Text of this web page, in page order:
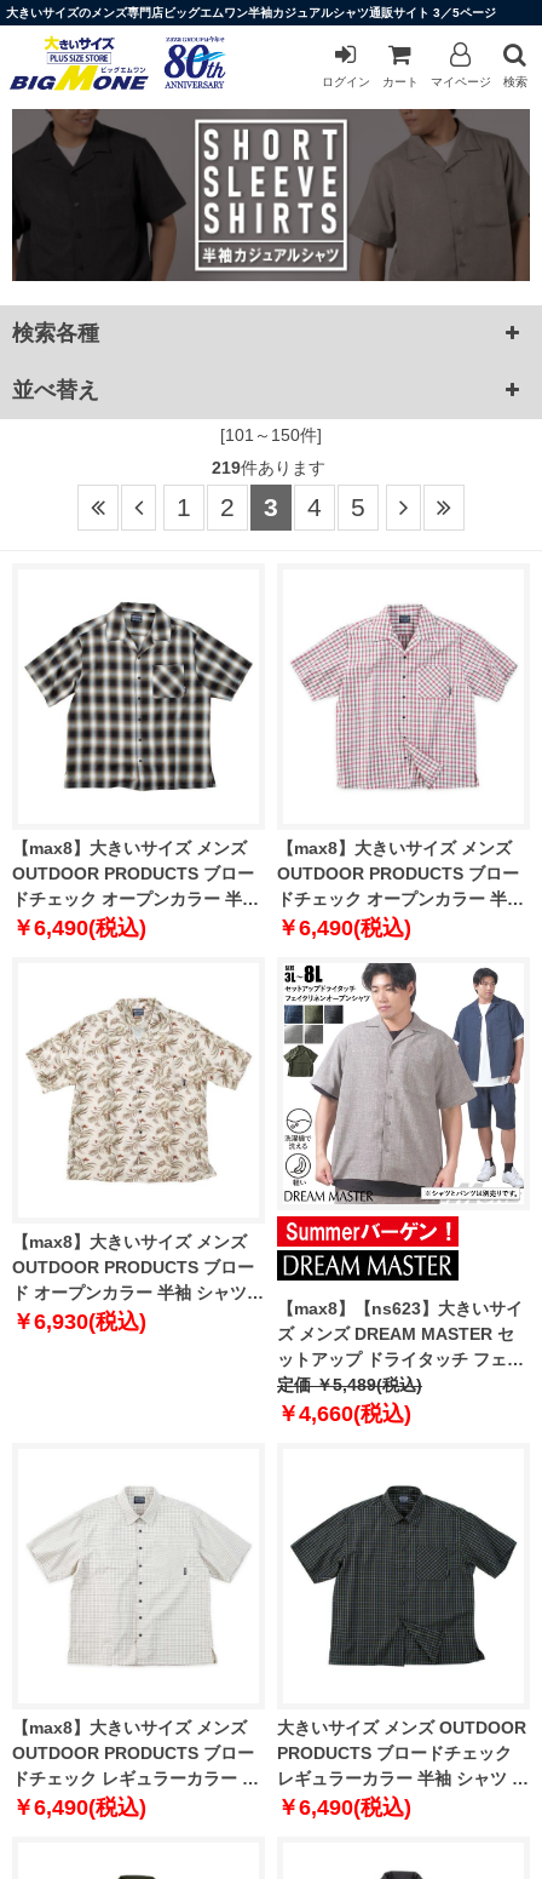
大きいサイズのメンズ専門店ビッグエムワン半袖カジュアルシャツ通販サイト 3／5ページ
ログイン カート マイページ 検索
検索各種
並べ替え
[101～150件]
219件あります
1 2 3 4 5
【max8】大きいサイズ メンズ
OUTDOOR PRODUCTS ブロー
ドチェック オープンカラー 半袖
シャツ ブラック系 1257-5210-2
￥6,490(税込)
【max8】大きいサイズ メンズ
OUTDOOR PRODUCTS ブロー
ドチェック オープンカラー 半袖
シャツ レッド系 1257-5210-3 3L
￥6,490(税込)
【max8】大きいサイズ メンズ
OUTDOOR PRODUCTS ブロー
ド オープンカラー 半袖 シャツ
ベージュ系 1257-5212-1 3L 4L
￥6,930(税込)
【max8】【ns623】大きいサイ
ズ メンズ DREAM MASTER セ
ットアップ ドライタッチ フェイ
クリネン オープン シャツ 軽量
ウォッシャブル スマリラ dm-
定価 ￥5,489(税込)
￥4,660(税込)
【max8】大きいサイズ メンズ
OUTDOOR PRODUCTS ブロー
ドチェック レギュラーカラー 半
袖 シャツ アイボリー系 1257-
￥6,490(税込)
大きいサイズ メンズ OUTDOOR
PRODUCTS ブロードチェック
レギュラーカラー 半袖 シャツ ネ
イビー系 1257-5211-2 3L 4L 5L
￥6,490(税込)